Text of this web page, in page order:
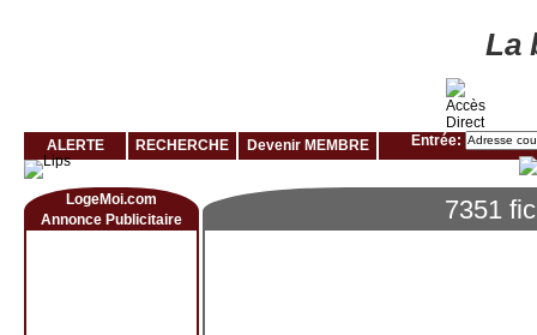
La
ALERTE RECHERCHE Devenir MEMBRE Entrée:
LogeMoi.com
Annonce Publicitaire
7351